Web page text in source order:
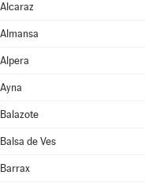
Alcaraz
Almansa
Alpera
Ayna
Balazote
Balsa de Ves
Barrax